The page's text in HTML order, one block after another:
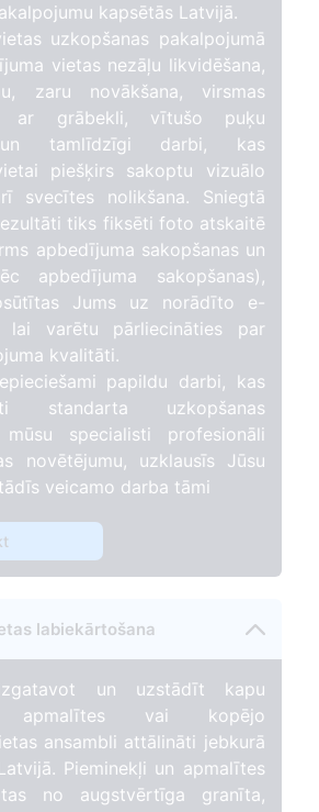
kapsētās Latvijā.
uzkopšanas pakalpojumā
vietas nezāļu likvidēšana,
zaru novākšana, virsmas
ar grābekli, vītušo puķu
un tamlīdzīgi darbi, kas
piešķirs sakoptu vizuālo
svecītes nolikšana. Sniegtā
tiks fiksēti foto atskaitē
apbedījuma sakopšanas un
apbedījuma sakopšanas),
Jums uz norādīto e-
lai varētu pārliecināties par
kvalitāti.
papildu darbi, kas
standarta uzkopšanas
mūsu specialisti profesionāli
novētējumu, uzklausīs Jūsu
veicamo darba tāmi
labiekārtošana
un uzstādīt kapu
apmalītes vai kopējo
ansambli attālināti jebkurā
Pieminekļi un apmalītes
no augstvērtīga granīta,